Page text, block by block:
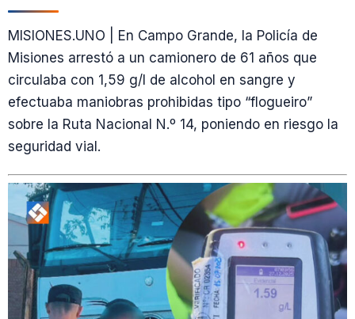
MISIONES.UNO | En Campo Grande, la Policía de
Misiones arrestó a un camionero de 61 años que
circulaba con 1,59 g/l de alcohol en sangre y
efectuaba maniobras prohibidas tipo “flogueiro”
sobre la Ruta Nacional N.º 14, poniendo en riesgo la
seguridad vial.